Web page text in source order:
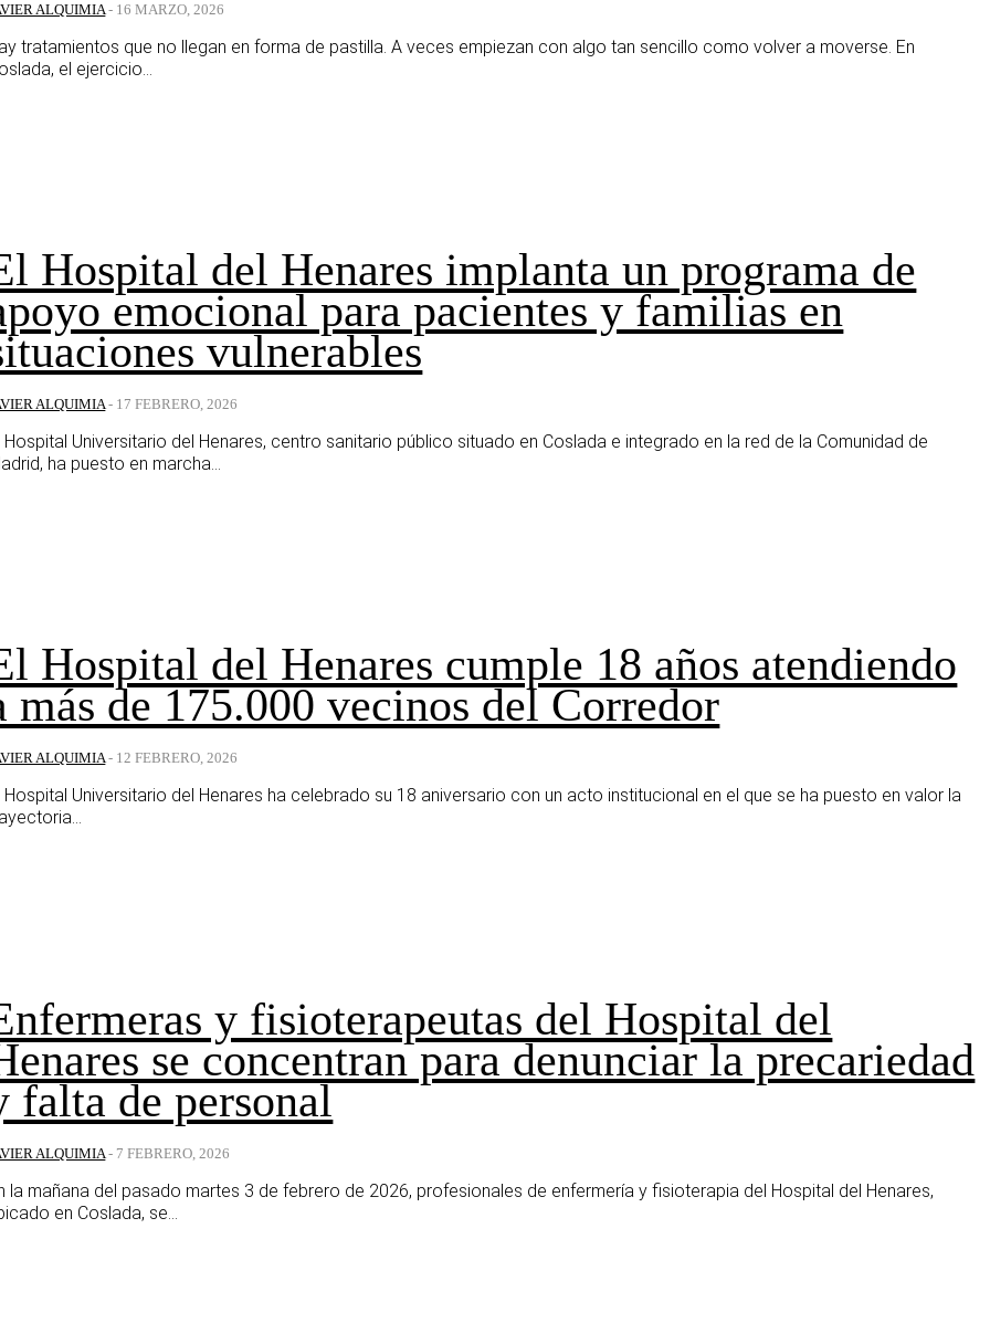
ALQUIMIA- 16 MARZO, 2026
tratamientos que no llegan en forma de pastilla. A veces empiezan con algo tan sencillo como volver a moverse. En
el ejercicio...
Hospital del Henares implanta un programa de
emocional para pacientes y familias en
vulnerables
ALQUIMIA- 17 FEBRERO, 2026
Hospital Universitario del Henares, centro sanitario público situado en Coslada e integrado en la red de la Comunidad de
ha puesto en marcha...
Hospital del Henares cumple 18 años atendiendo
más de 175.000 vecinos del Corredor
ALQUIMIA- 12 FEBRERO, 2026
Hospital Universitario del Henares ha celebrado su 18 aniversario con un acto institucional en el que se ha puesto en valor la
y fisioterapeutas del Hospital del
se concentran para denunciar la precariedad
falta de personal
ALQUIMIA - 7 FEBRERO, 2026
la mañana del pasado martes 3 de febrero de 2026, profesionales de enfermería y fisioterapia del Hospital del Henares,
en Coslada, se...